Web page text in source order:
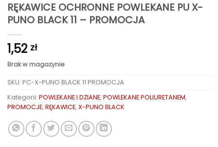
RĘKAWICE OCHRONNE POWLEKANE PU X-
PUNO BLACK 11 – PROMOCJA
1,52 zł
Brak w magazynie
SKU: PC-X-PUNO BLACK 11 PROMOCJA
Kategorii: POWLEKANE I DZIANE, POWLEKANE POLIURETANEM,
PROMOCJE, RĘKAWICE, X-PUNO BLACK